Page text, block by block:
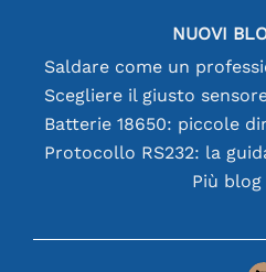
NUOVI
Protocollo RS232: la
Più blog